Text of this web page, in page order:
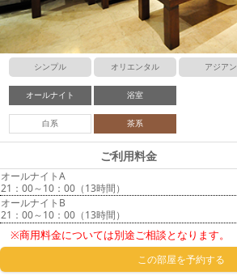
シンプル オリエンタル アジアン
オールナイト 浴室
白系 茶系
ご利用料金
オールナイトA
21：00～10：00（13時間）
オールナイトB
21：00～10：00（13時間）
※商用料金については別途ご相談となります。
この部屋を予約する